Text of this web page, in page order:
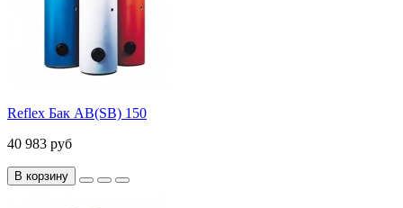
Reflex Бак AB(SB) 150
40 983 руб
В корзину